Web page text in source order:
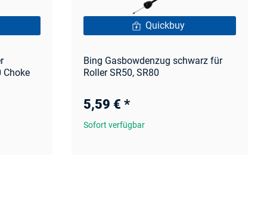
Choke
Quickbuy
Bing Gasbowdenzug schwarz für
Roller SR50, SR80
5,59 € *
Sofort verfügbar